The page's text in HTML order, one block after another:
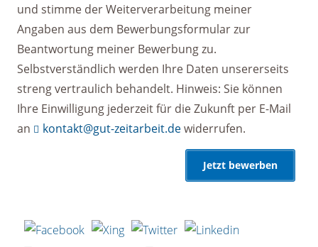
und stimme der Weiterverarbeitung meiner
Angaben aus dem Bewerbungsformular zur
Beantwortung meiner Bewerbung zu.
Selbstverständlich werden Ihre Daten unsererseits
streng vertraulich behandelt. Hinweis: Sie können
Ihre Einwilligung jederzeit für die Zukunft per E-Mail
an
kontakt@gut-zeitarbeit.dewiderrufen.